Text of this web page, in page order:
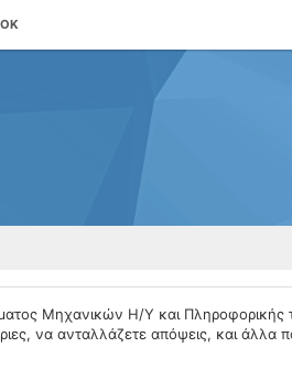
Μηχανικών Η/Υ και Πληροφορικής
να ανταλλάζετε απόψεις, και άλλα